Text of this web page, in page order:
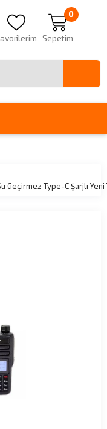
0
Sepetim
Geçirmez Type-C Şarjlı Yeni